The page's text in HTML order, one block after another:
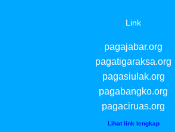
Link
pagajabar.org
pagatigaraksa.org
pagasiulak.org
pagabangko.org
pagaciruas.org
Lihat link lengkap